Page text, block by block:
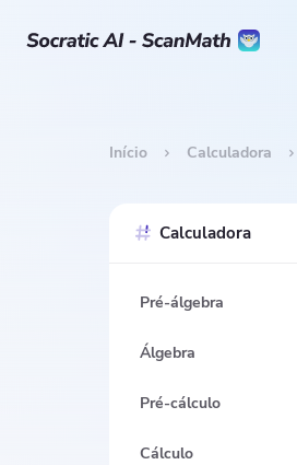
Início Calculadora
Calculadora
Pré-álgebra
Álgebra
Pré-cálculo
Cálculo